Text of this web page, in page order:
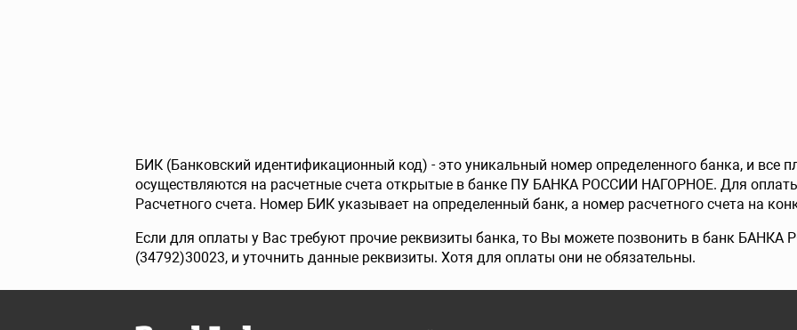
БИК (Банковский идентификационный код) - это уникальный номер определенного банка, и все
осуществляются на расчетные счета открытые в банке ПУ БАНКА РОССИИ НАГОРНОЕ. Для
Расчетного счета. Номер БИК указывает на определенный банк, а номер расчетного счета на
Если для оплаты у Вас требуют прочие реквизиты банка, то Вы можете позвонить в банк
(34792)30023, и уточнить данные реквизиты. Хотя для оплаты они не обязательны.